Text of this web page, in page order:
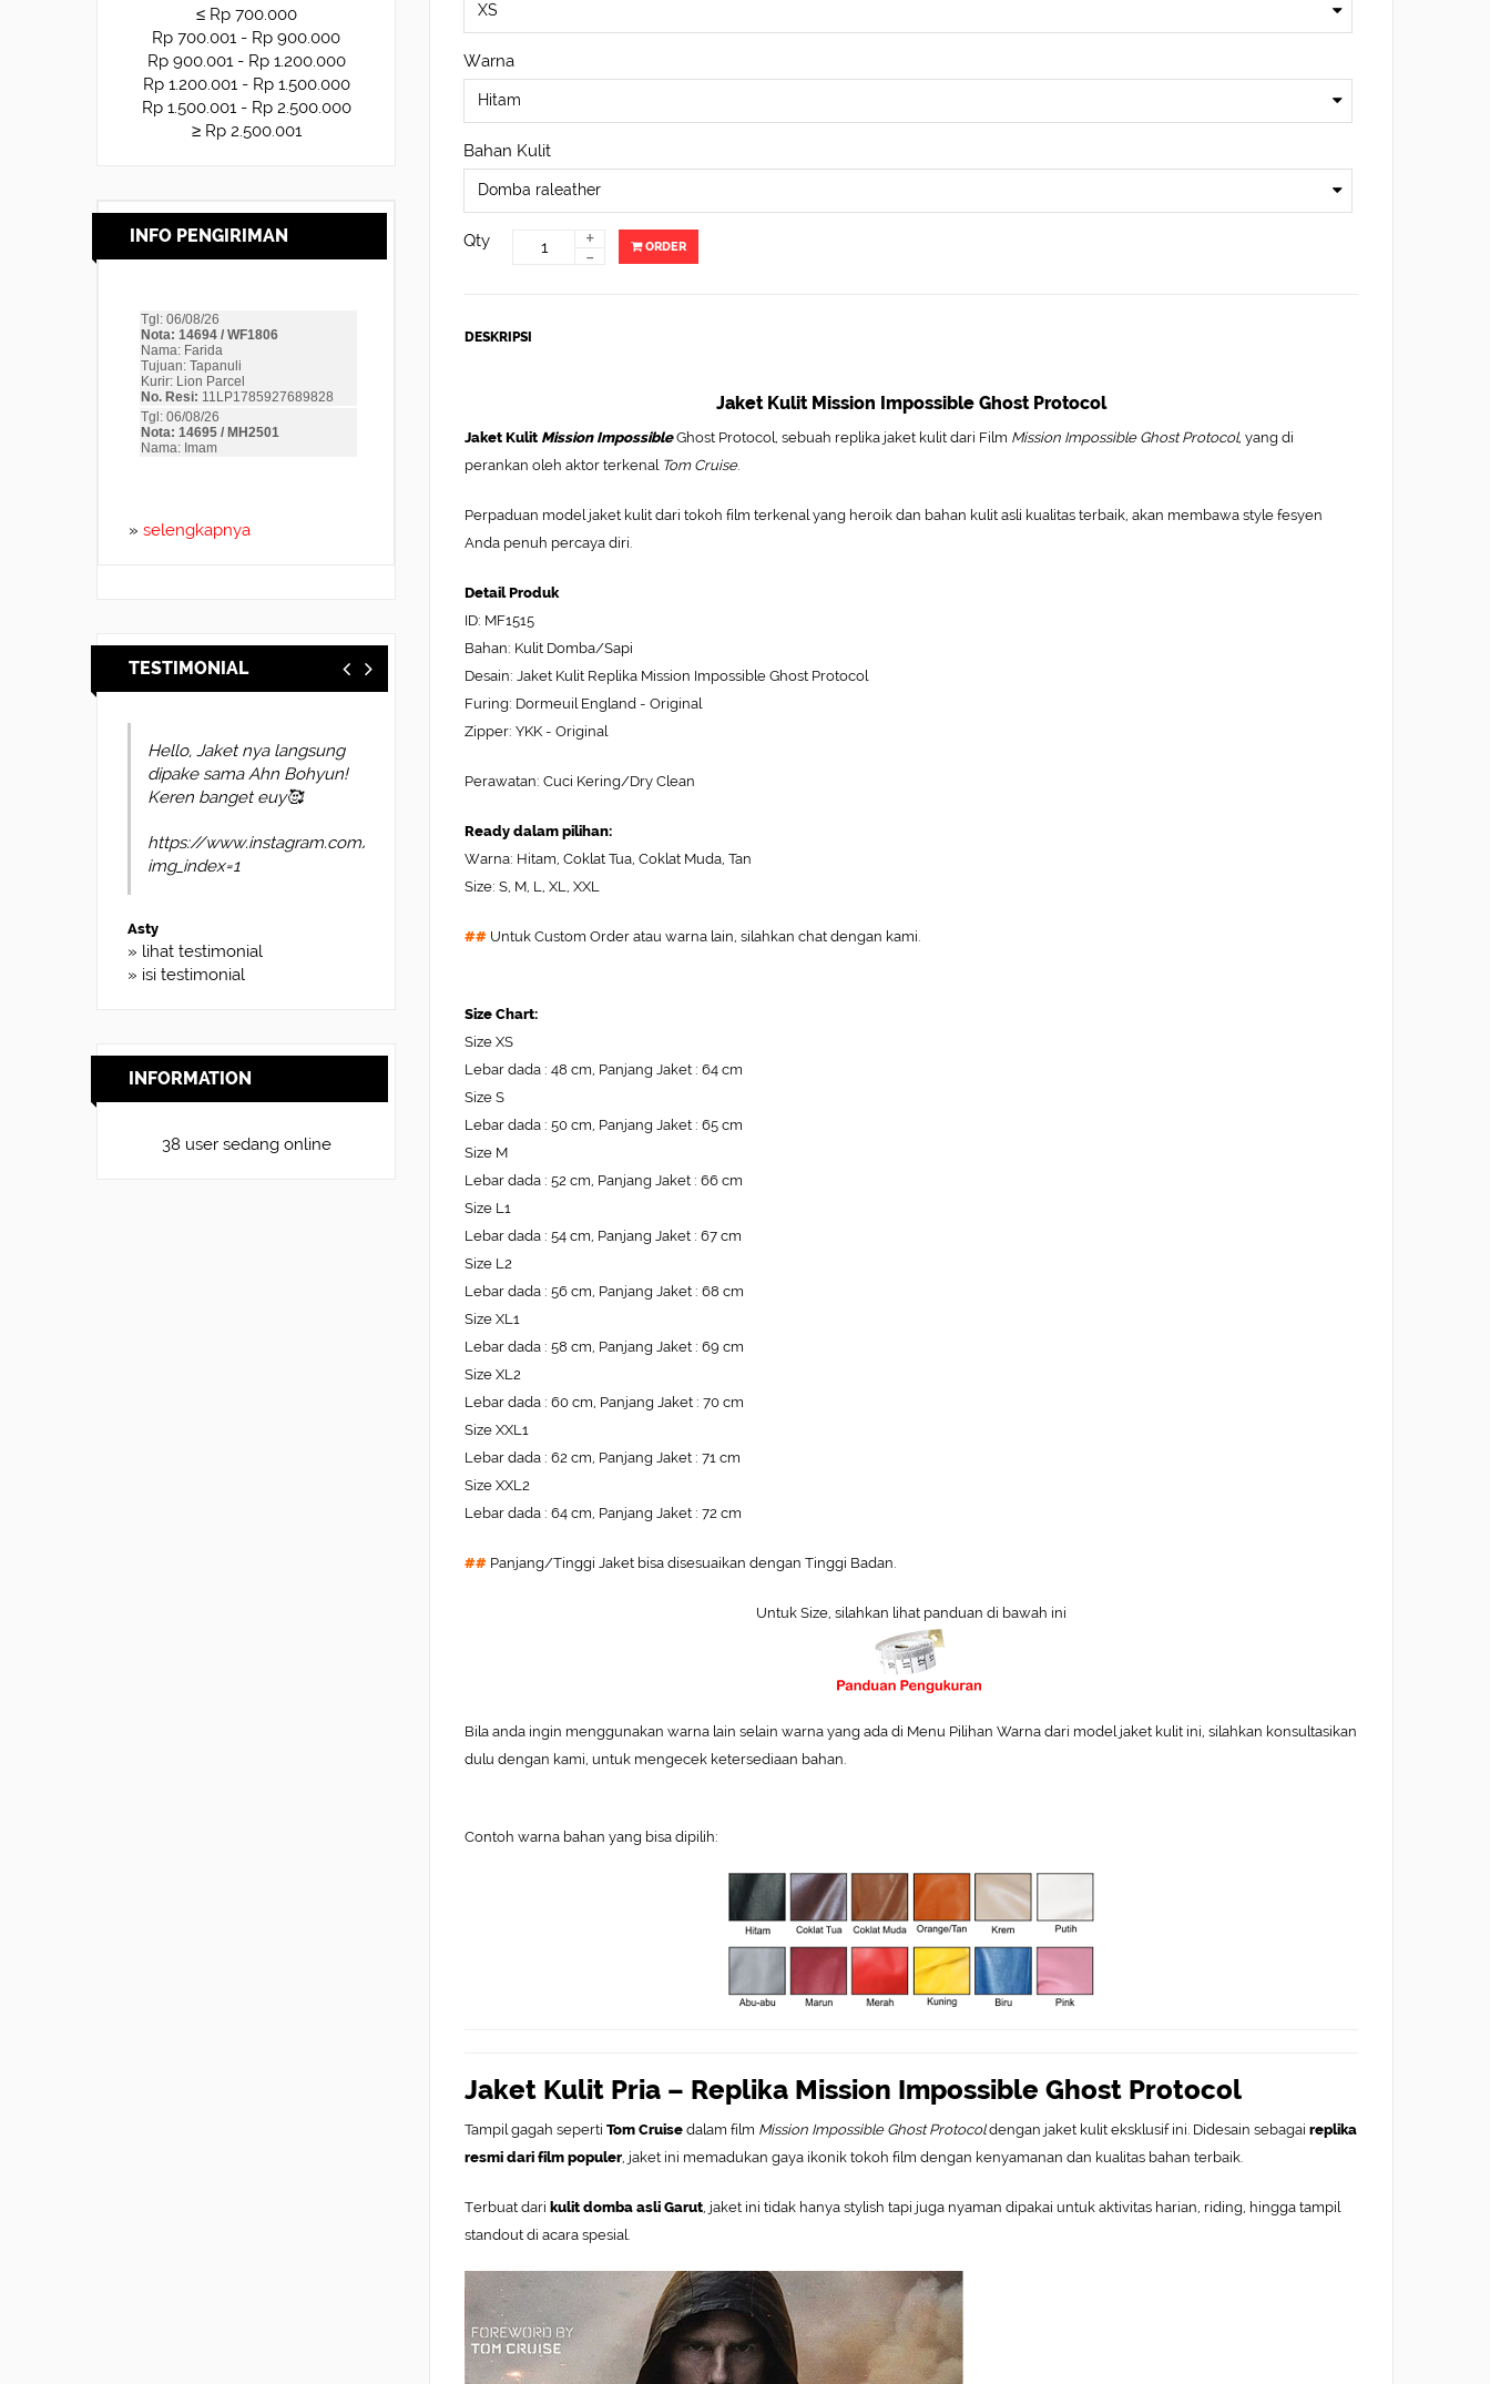
≤ Rp 700.000
Rp 700.001 - Rp 900.000
Rp 900.001 - Rp 1.200.000
Rp 1.200.001 - Rp 1.500.000
Rp 1.500.001 - Rp 2.500.000
≥ Rp 2.500.001
INFO PENGIRIMAN
» selengkapnya
TESTIMONIAL
Hello, Jaket nya langsung
dipake sama Ahn Bohyun!
Keren banget euy🥰
https://www.instagram.com/p/DYl4oUvkscP/?
img_index=1
Asty
» lihat testimonial
» isi testimonial
INFORMATION
38 user sedang online
Warna
Bahan Kulit
Qty +
- ORDER
DESKRIPSI
Jaket Kulit Mission Impossible Ghost Protocol
Jaket Kulit Mission ImpossibleGhost Protocol, sebuah replika jaket kulit dari Film Mission Impossible Ghost Protocol, yang di
perankan oleh aktor terkenal Tom Cruise.
Perpaduan model jaket kulit dari tokoh film terkenal yang heroik dan bahan kulit asli kualitas terbaik, akan membawa style fesyen
Anda penuh percaya diri.
Detail Produk
ID: MF1515
Bahan: Kulit Domba/Sapi
Desain: Jaket Kulit Replika Mission Impossible Ghost Protocol
Furing: Dormeuil England - Original
Zipper: YKK - Original
Perawatan: Cuci Kering/Dry Clean
Ready dalam pilihan:
Warna: Hitam, Coklat Tua, Coklat Muda, Tan
Size: S, M, L, XL, XXL
## Untuk Custom Order atau warna lain, silahkan chat dengan kami.
Size Chart:
Size XS
Lebar dada : 48 cm, Panjang Jaket : 64 cm
Size S
Lebar dada : 50 cm, Panjang Jaket : 65 cm
Size M
Lebar dada : 52 cm, Panjang Jaket : 66 cm
Size L1
Lebar dada : 54 cm, Panjang Jaket : 67 cm
Size L2
Lebar dada : 56 cm, Panjang Jaket : 68 cm
Size XL1
Lebar dada : 58 cm, Panjang Jaket : 69 cm
Size XL2
Lebar dada : 60 cm, Panjang Jaket : 70 cm
Size XXL1
Lebar dada : 62 cm, Panjang Jaket : 71 cm
Size XXL2
Lebar dada : 64 cm, Panjang Jaket : 72 cm
## Panjang/Tinggi Jaket bisa disesuaikan dengan Tinggi Badan.
Untuk Size, silahkan lihat panduan di bawah ini
Bila anda ingin menggunakan warna lain selain warna yang ada di Menu Pilihan Warna dari model jaket kulit ini, silahkan konsultasikan
dulu dengan kami, untuk mengecek ketersediaan bahan.
Contoh warna bahan yang bisa dipilih:
Jaket Kulit Pria – Replika Mission Impossible Ghost Protocol
Tampil gagah seperti Tom Cruise dalam film Mission Impossible Ghost Protocoldengan jaket kulit eksklusif ini. Didesain sebagai replika
resmi dari film populer , jaket ini memadukan gaya ikonik tokoh film dengan kenyamanan dan kualitas bahan terbaik.
Terbuat dari kulit domba asli Garut , jaket ini tidak hanya stylish tapi juga nyaman dipakai untuk aktivitas harian, riding, hingga tampil
standout di acara spesial.